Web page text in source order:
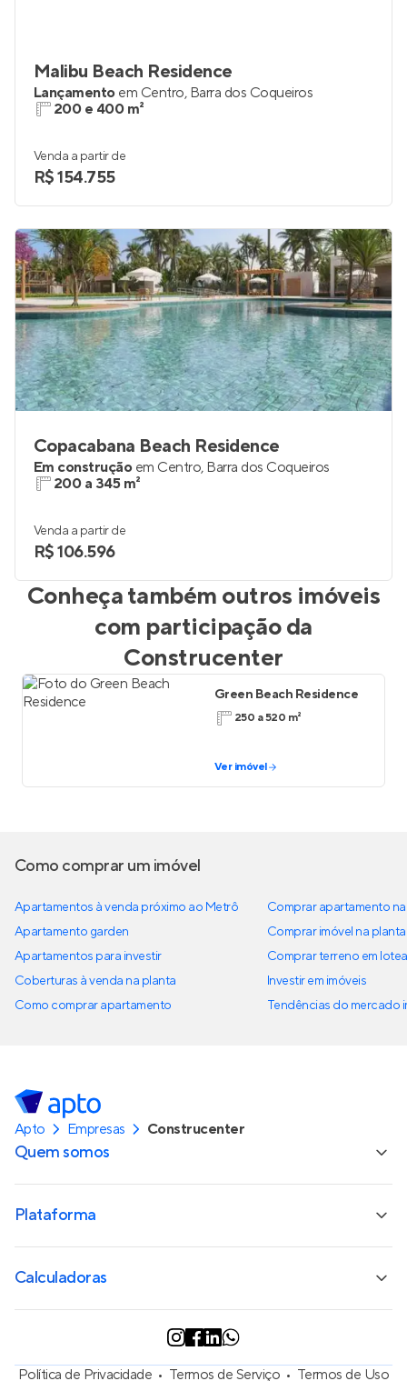
Malibu Beach Residence
Lançamento em Centro, Barra dos Coqueiros
200 e 400 m²
Venda a partir de
R$ 154.755
Copacabana Beach Residence
Em construção em Centro, Barra dos Coqueiros
200 a 345 m²
Venda a partir de
R$ 106.596
Conheça também outros imóveis
com participação da
Construcenter
Green Beach Residence
250 a 520 m²
Ver imóvel
Como comprar um imóvel
Apartamentos à venda próximo ao Metrô
Apartamento garden
Apartamentos para investir
Coberturas à venda na planta
Como comprar apartamento
Comprar apartamento
Comprar imóvel na planta
Comprar terreno em
Investir em imóveis
Tendências do mercado
Apto Empresas Construcenter
Quem somos
Plataforma
Calculadoras
Política de Privacidade Termos de Serviço Termos de Uso